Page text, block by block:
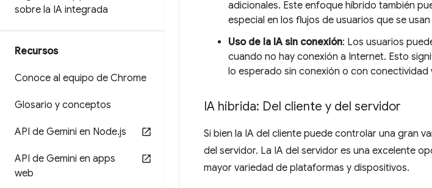
sobre la IA integrada
Recursos
Conoce al equipo de Chrome
Glosario y conceptos
API de Gemini en Node.js
API de Gemini en apps
web
adicionales. Este enfoque híbrido también
especial en los flujos de usuarios que se
Uso de la IA sin conexión: Los usuarios
cuando no hay conexión a Internet. Esto
lo esperado sin conexión o con conectividad
IA híbrida: Del cliente y del servidor
Si bien la IA del cliente puede controlar una gran
del servidor. La IA del servidor es una excelente
mayor variedad de plataformas y dispositivos.